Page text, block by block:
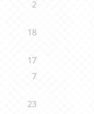
2
18
17
7
23